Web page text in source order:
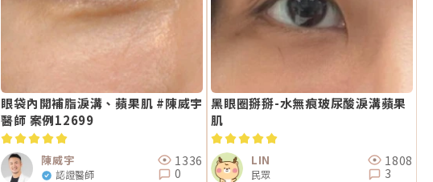
眼袋內開補脂淚溝、蘋果肌 #陳威宇
醫師 案例12699
陳威宇
認證醫師
1336
0
黑眼圈掰掰-水無痕玻尿酸淚溝蘋果
肌
LIN
民眾
1808
3